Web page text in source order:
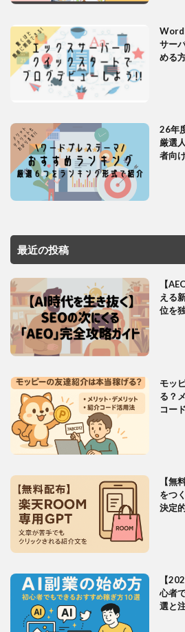
サー
める
26年
厳選
者向
最近の投稿
【
える
位を
モッ
る？
コー
【無
をつ
決定
【
心者
選と